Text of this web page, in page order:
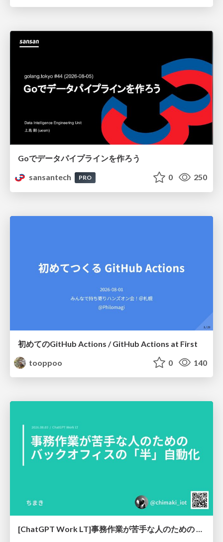
Goでデータパイプラインを作ろう
sansantech
PRO 0 250
初めてのGitHub Actions / GitHub Actions at First
tooppoo
0 140
[ChatGPT Work LT]事務作業が苦手な人のための バックオフィスの「半」自動化